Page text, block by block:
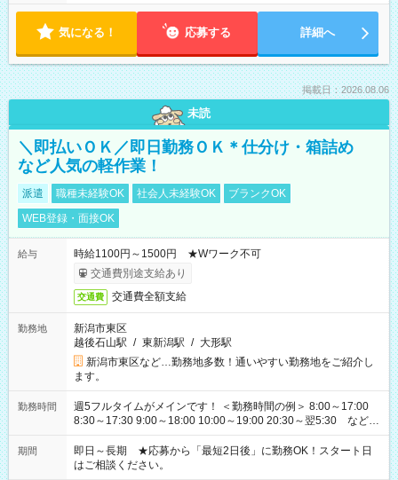
気になる！ 応募する 詳細へ
掲載日：2026.08.06
未読
＼即払いＯＫ／即日勤務ＯＫ＊仕分け・箱詰め
など人気の軽作業！
派遣 職種未経験OK 社会人未経験OK
ブランクOK
WEB登録・面接OK
給与
時給1100円～1500円 ★Wワーク不可
交通費別途支給あり
交通費 交通費全額支給
勤務地
新潟市東区
越後石山駅 / 東新潟駅 / 大形駅
新潟市東区など…勤務地多数！通いやすい勤務地をご紹介し
ます。
勤務時間
週5フルタイムがメインです！ ＜勤務時間の例＞ 8:00～17:00
8:30～17:30 9:00～18:00 10:00～19:00 20:30～翌5:30 など ★
その他にも勤務時間多数！ 日勤のみ、残業なし、交替制など
ご希望を教えてください！
期間
即日～長期 ★応募から「最短2日後」に勤務OK！スタート日
はご相談ください。